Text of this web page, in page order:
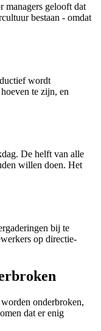
managers gelooft dat
bestaan - omdat
wordt
te zijn, en
De helft van alle
willen doen. Het
bij te
op directie-
onderbroken,
dat er enig